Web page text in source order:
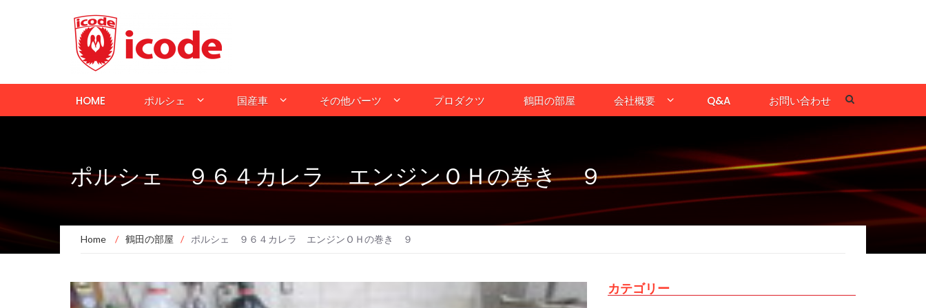
HOME ポルシェ 国産車 その他パーツ プロダクツ 鶴田の部屋 会社概要 Q&A お問い合わせ
ポルシェ ９６４カレラ エンジンＯＨの巻き ９
Home / 鶴田の部屋 / ポルシェ ９６４カレラ エンジンＯＨの巻き ９
カテゴリー